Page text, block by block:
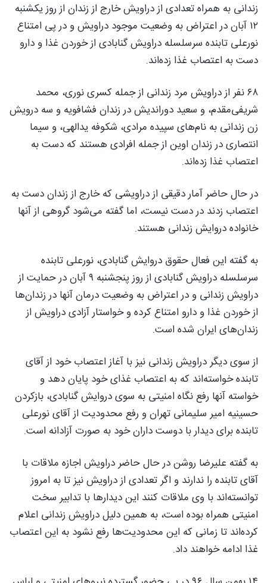
زندانی به همراه تعدادی از دراویش خارج از زندان از روز یکشنبه
۱۲ آبان در اعتراض به وضعیت موجود دراویش و در پی امتناع
نورعلی تابنده سرسلسله دراویش گنابادی از خوردن غذا و دارو
دست به اعتصاب غذا زده‌اند.
۶۸ نفر از دراویش مرد زندانی از جمله کسری نوری، محمد
شریفی‌مقدم، و سعید دوراندیش در زندان فشافویه و سه درویش
زن زندانی به نام‌های سپیده مرادی، شکوفه یدالهی، و سیما
انتصاری در زندان اوین از جمله افرادی هستند که دست به
اعتصاب غذا زده‌اند.
در حال حاضر آمار دقیقی از دراویشی که خارج از زندان دست به
اعتصاب زدند در دست نیست، اما گفته می‌شود گروهی از آنها
خانواده دروایش زندانی هستند.
به گفته این فعال حقوق دروایش گنابادی، نورعلی تابنده
سرسلسله دراویش گنابادی از روز پنجشنبه ۹ آبان در حمایت از
دراویش زندانی و در اعتراض به وضعیت درمان آنها در زندان‌ها
از خوردن غذا و دارو امتناع کرده و خواستار آزادی دراویش از
زندان‌های ایران شده است.
از سوی دیگر دراویش زندانی نیز با آغاز اعتصاب خود از آقای
تابنده خواسته‌اند که به اعتصاب غذای خود پایان دهد و
خواسته آنها رفع نگاه امنیتی به سوی دروایش گنابادی، بازکردن
حسینیه امیر سلیمانی تهران و رفع محدودیت از آقای نورعلی
تابنده برای دیدار با دوست داران خود به صورت آزادانه است.
به گفته علیرضا روشن در حال حاضر دراویش اجازه ملاقات با
آقای تابنده را ندارند و اگر تعدادی از دراویش نیز تا به امروز
توانسته‌‌اند با وی ملاقات کنند این دیدارها با تدابیر سخت
امنیتی همراه بوده است، به همین دلیل دراویش زندانی اعلام
کرده‌اند تا زمانی که این محدودیت‌ها رفع نشود به این اعتصاب
غذا ادامه خواهند داد.